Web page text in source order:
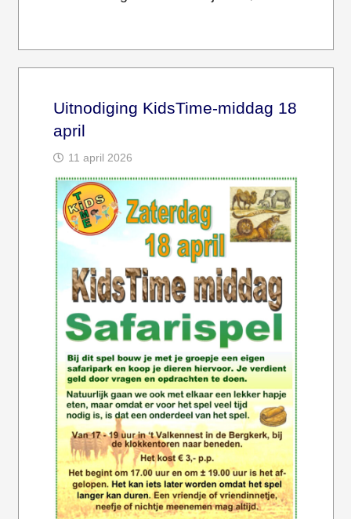
Uitnodiging KidsTime-middag 18
april
11 april 2026